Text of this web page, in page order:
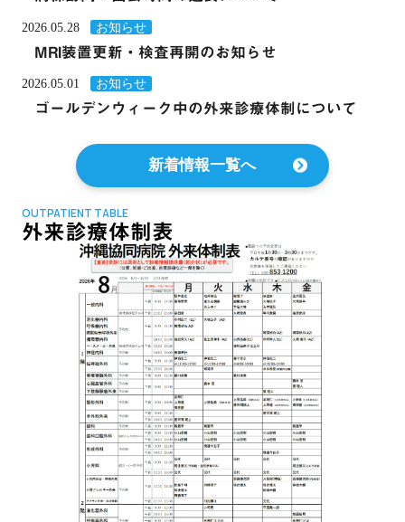
2026.05.28 お知らせ
MRI装置更新・検査再開のお知らせ
2026.05.01 お知らせ
ゴールデンウィーク中の外来診療体制について
新着情報一覧へ
OUTPATIENT TABLE
外来診療体制表